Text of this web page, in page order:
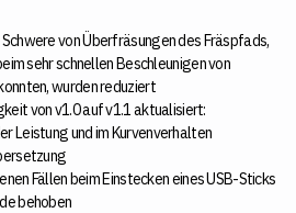
von Überfräsungen des Fräspfads,
sehr schnellen Beschleunigen von
wurden reduziert
von v1.0 auf v1.1 aktualisiert:
Leistung und im Kurvenverhalten
Fällen beim Einstecken eines USB-Sticks
behoben